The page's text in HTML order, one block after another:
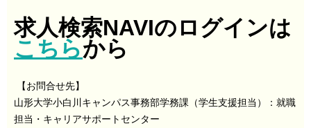
求人検索NAVIのログインは
こちらから
【お問合せ先】
山形大学小白川キャンパス事務部学務課（学生支援担当）：就職
担当・キャリアサポートセンター